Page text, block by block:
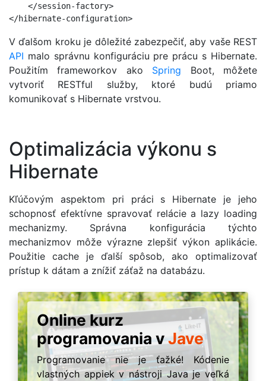
    </session-factory>
V ďalšom kroku je dôležité zabezpečiť, aby vaše REST
API malo správnu konfiguráciu pre prácu s Hibernate.
Použitím frameworkov ako Spring Boot, môžete
vytvoriť RESTful služby, ktoré budú priamo
komunikovať s Hibernate vrstvou.
Optimalizácia výkonu s
Hibernate
Kľúčovým aspektom pri práci s Hibernate je jeho
schopnosť efektívne spravovať relácie a lazy loading
mechanizmy. Správna konfigurácia týchto
mechanizmov môže výrazne zlepšiť výkon aplikácie.
Použitie cache je ďalší spôsob, ako optimalizovať
prístup k dátam a znížiť záťaž na databázu.
Online kurz
programovania vJave
Programovanie nie je ťažké! Kódenie
vlastných appiek v nástroji Java je veľká